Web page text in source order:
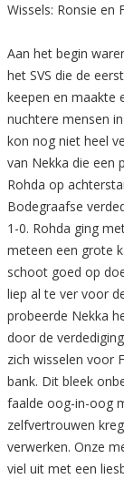
Wissels: Ronsie en
Aan het begin
het SVS die de
keepen en maakte
nuchtere mensen
kon nog niet heel
van Nekka die een
Rohda op
Bodegraafse
1-0. Rohda ging
meteen een grote
schoot goed op
liep al te ver voor
probeerde Nekka
door de
zich wisselen voor
bank. Dit bleek
faalde oog-in-oog
zelfvertrouwen
verwerken. Onze
viel uit met een